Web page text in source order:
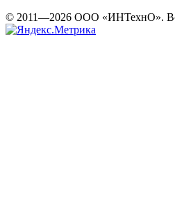
© 2011—2026 ООО «ИНТехнО».